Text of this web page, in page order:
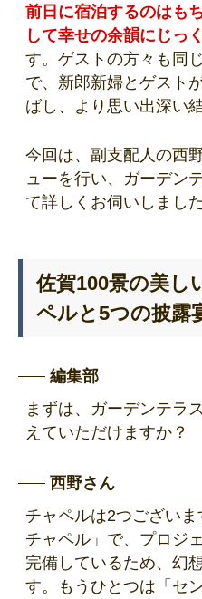
前日に宿泊するのはも
して幸せの余韻にじっ
す。ゲストの方々も同
で、新郎新婦とゲスト
ばし、より思い出深い
今回は、副支配人の西
ューを行い、ガーデン
て詳しくお伺いしました
佐賀100景の美し
ペルと5つの披露
編集部
まずは、ガーデンテラ
えていただけますか？
西野さん
チャペルは2つござい
チャペル」で、プロジ
完備しているため、幻
す。もうひとつは「セ